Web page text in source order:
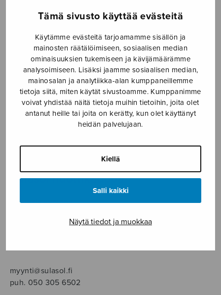
Tämä sivusto käyttää evästeitä
Käytämme evästeitä tarjoamamme sisällön ja
mainosten räätälöimiseen, sosiaalisen median
ominaisuuksien tukemiseen ja kävijämäärämme
analysoimiseen. Lisäksi jaamme sosiaalisen median,
mainosalan ja analytiikka-alan kumppaneillemme
tietoja siitä, miten käytät sivustoamme. Kumppanimme
voivat yhdistää näitä tietoja muihin tietoihin, joita olet
antanut heille tai joita on kerätty, kun olet käyttänyt
heidän palvelujaan.
Kiellä
Salli kaikki
Näytä tiedot ja muokkaa
SEKAKUORO
SOITINKOULUT JA OPPAAT
SOITINMUSIIKKI
YKSINLAULU
YLEINEN
Sulasol nuottikauppa
Myymälä avoinna
00180 Helsinki
myynti@sulasol.fi
puh. 050 305 6502